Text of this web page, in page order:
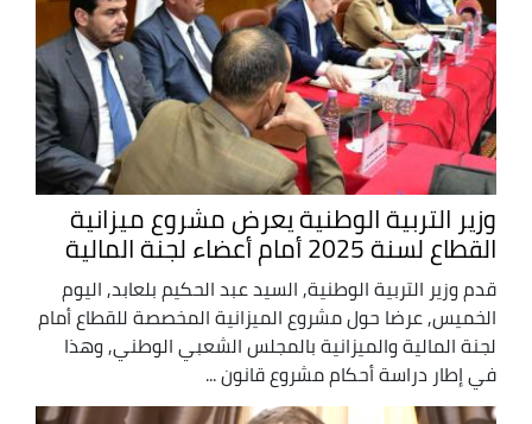
وزير التربية الوطنية يعرض مشروع ميزانية
القطاع لسنة 2025 أمام أعضاء لجنة المالية
قدم وزير التربية الوطنية, السيد عبد الحكيم بلعابد, اليوم
الخميس, عرضا حول مشروع الميزانية المخصصة للقطاع أمام
لجنة المالية والميزانية بالمجلس الشعبي الوطني, وهذا
في إطار دراسة أحكام مشروع قانون ...